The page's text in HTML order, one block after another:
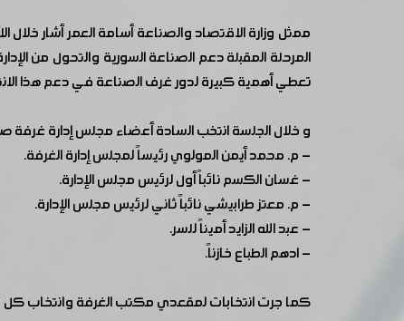
ممثل وزارة الاقتصاد والصناعة أسامة العمر أشار
المرحلة المقبلة دعم الصناعة السورية والتحول من
تعطي أهمية كبيرة لدور غرف الصناعة في دعم هذا
و خلال الجلسة انتخب السادة أعضاء مجلس إدارة
- م. محمد أيمن المولوي رئيساً لمجلس إدارة الغرفة.
- غسان الكسم نائباً أول لرئيس مجلس الإدارة.
- م. معتز طرابيشي نائباً ثاني لرئيس مجلس الإدارة.
- عبد الله الزايد أميناً للسر.
- ادهم الطباع خازناً.
كما جرت انتخابات لمقعدي مكتب الغرفة وانتخاب كل